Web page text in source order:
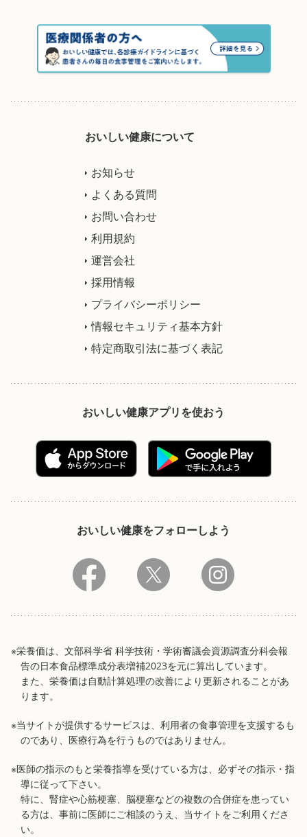
おいしい健康について
お知らせ
よくある質問
お問い合わせ
利用規約
運営会社
採用情報
プライバシーポリシー
情報セキュリティ基本方針
特定商取引法に基づく表記
おいしい健康アプリを使おう
おいしい健康をフォローしよう
※栄養価は、文部科学省 科学技術・学術審議会資源調査分科会報
告の日本食品標準成分表増補2023を元に算出しています。
また、栄養価は自動計算処理の改善により更新されることがあ
ります。
※当サイトが提供するサービスは、利用者の食事管理を支援するも
のであり、医療行為を行うものではありません。
※医師の指示のもと栄養指導を受けている方は、必ずその指示・指
導に従って下さい。
特に、腎症や心筋梗塞、脳梗塞などの複数の合併症を患ってい
る方は、事前に医師にご相談のうえ、当サイトをご利用くださ
い。